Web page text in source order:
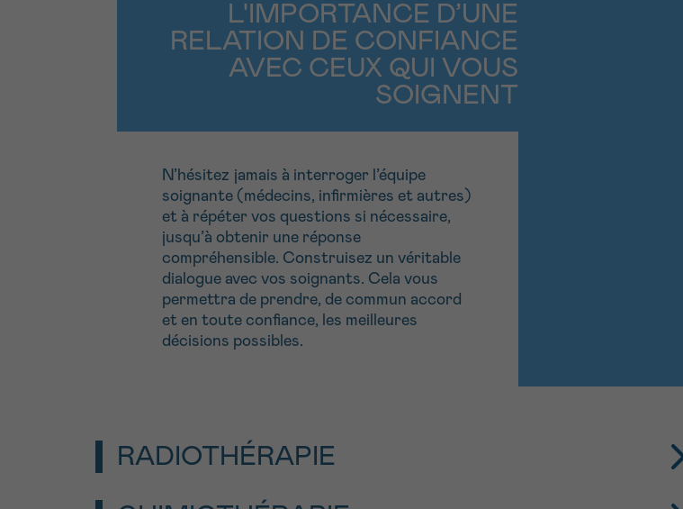
L'IMPORTANCE D’UNE
RELATION DE CONFIANCE
AVEC CEUX QUI VOUS
SOIGNENT
N’hésitez jamais à interroger l’équipe
soignante (médecins, infirmières et autres)
et à répéter vos questions si nécessaire,
jusqu’à obtenir une réponse
compréhensible. Construisez un véritable
dialogue avec vos soignants. Cela vous
permettra de prendre, de commun accord
et en toute confiance, les meilleures
décisions possibles.
RADIOTHÉRAPIE
La radiothérapie utilise des rayonnements de très haute énergie pour détruire